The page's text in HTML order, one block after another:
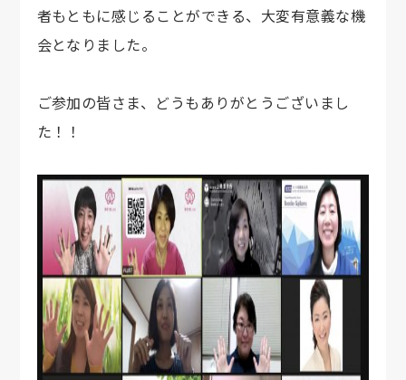
者もともに感じることができる、大変有意義な機
会となりました。
ご参加の皆さま、どうもありがとうございまし
た！！